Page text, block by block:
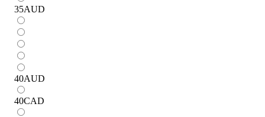
35AUD
40AUD
40CAD